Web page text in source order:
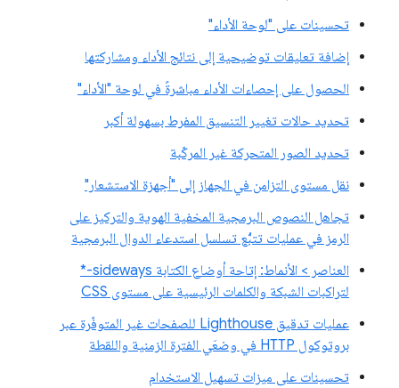
تحسينات على "لوحة الأداء"
إضافة تعليقات توضيحية إلى نتائج الأداء ومشاركتها
الحصول على إحصاءات الأداء مباشرةً في لوحة "الأداء"
تحديد حالات تغيير التنسيق المفرط بسهولة أكبر
تحديد الصور المتحركة غير المركّبة
نقل مستوى التزامن في الجهاز إلى "أجهزة الاستشعار"
تجاهل النصوص البرمجية المخفية الهوية والتركيز على
الرمز في عمليات تتبُّع تسلسل استدعاء الدوال البرمجية
العناصر > الأنماط: إتاحة أوضاع الكتابة sideways-*
لتراكبات الشبكة والكلمات الرئيسية على مستوى CSS
عمليات تدقيق Lighthouse للصفحات غير المتوفّرة عبر
بروتوكول HTTP في وضعَي الفترة الزمنية واللقطة
تحسينات على ميزات تسهيل الاستخدام